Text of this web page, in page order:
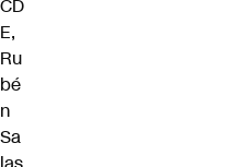
CD
E,
Ru
bé
n
Sa